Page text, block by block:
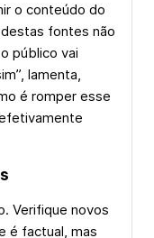
o conteúdo do
fontes não
público vai
lamenta,
é romper esse
Verifique novos
é factual, mas